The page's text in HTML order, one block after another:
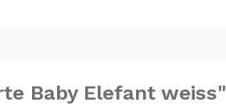
Baby Elefant weiss"